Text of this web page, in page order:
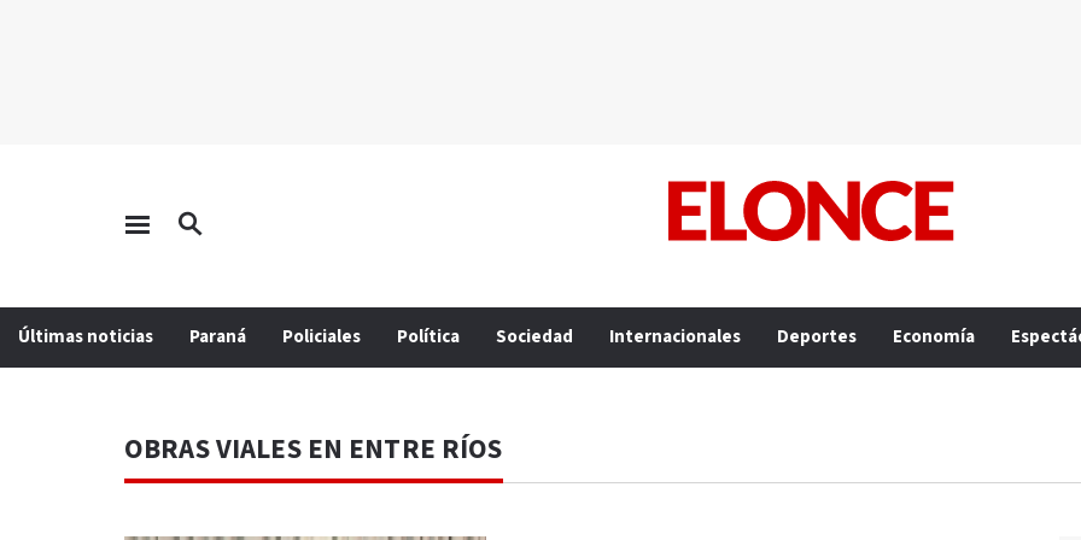
Últimas noticias Paraná Policiales Política Sociedad Internacionales Deportes Economía
OBRAS VIALES EN ENTRE RÍOS